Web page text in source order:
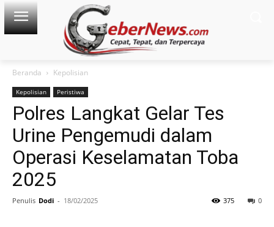
Beranda Kepolisian
Kepolisian Peristiwa
Polres Langkat Gelar Tes
Urine Pengemudi dalam
Operasi Keselamatan Toba
2025
Penulis Dodi - 18/02/2025 0
375